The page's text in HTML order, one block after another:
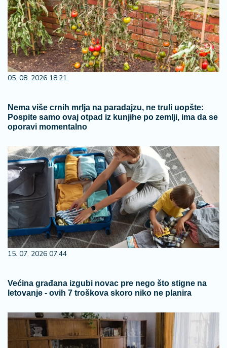
05. 08. 2026 18:21
Nema više crnih mrlja na paradajzu, ne truli uopšte:
Pospite samo ovaj otpad iz kunjihe po zemlji, ima da se
oporavi momentalno
15. 07. 2026 07:44
Većina građana izgubi novac pre nego što stigne na
letovanje - ovih 7 troškova skoro niko ne planira